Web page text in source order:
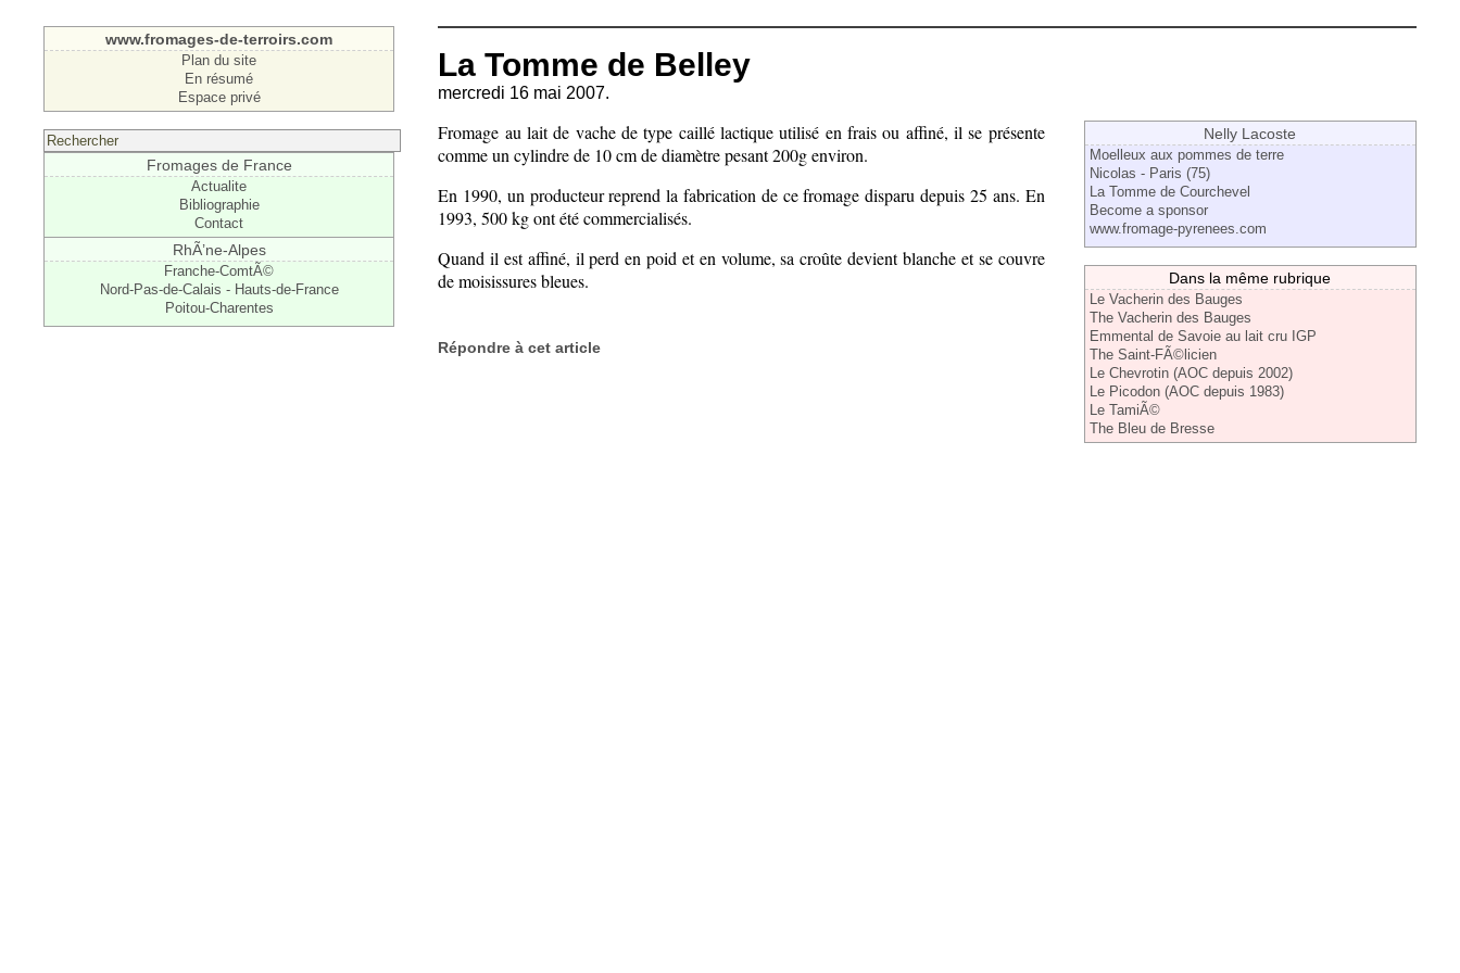
www.fromages-de-terroirs.com
Plan du site
En résumé
Espace privé
Fromages de France
Actualite
Bibliographie
Contact
RhÃ’ne-Alpes
Franche-ComtÃ©
Nord-Pas-de-Calais - Hauts-de-France
Poitou-Charentes
La Tomme de Belley
mercredi 16 mai 2007.
Nelly Lacoste
Moelleux aux pommes de terre
Nicolas - Paris (75)
La Tomme de Courchevel
Become a sponsor
www.fromage-pyrenees.com
Dans la même rubrique
Le Vacherin des Bauges
The Vacherin des Bauges
Emmental de Savoie au lait cru IGP
The Saint-FÃ©licien
Le Chevrotin (AOC depuis 2002)
Le Picodon (AOC depuis 1983)
Le TamiÃ©
The Bleu de Bresse
Fromage au lait de vache de type caillé lactique utilisé en frais ou affiné, il se présente
comme un cylindre de 10 cm de diamètre pesant 200g environ.
En 1990, un producteur reprend la fabrication de ce fromage disparu depuis 25 ans. En
1993, 500 kg ont été commercialisés.
Quand il est affiné, il perd en poid et en volume, sa croûte devient blanche et se couvre
de moisissures bleues.
Répondre à cet article